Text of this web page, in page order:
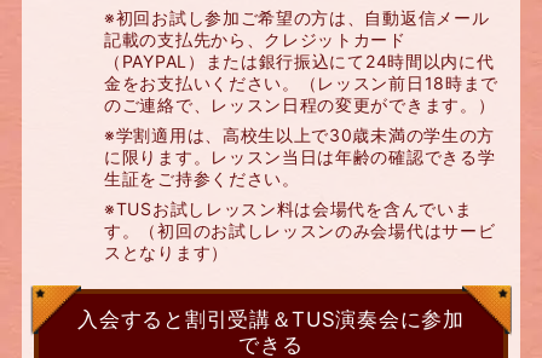
※初回お試し参加ご希望の方は、自動返信メール
記載の支払先から、クレジットカード
（PAYPAL）または銀行振込にて24時間以内に代
金をお支払いください。（レッスン前日18時まで
のご連絡で、レッスン日程の変更ができます。）
※学割適用は、高校生以上で30歳未満の学生の方
に限ります。レッスン当日は年齢の確認できる学
生証をご持参ください。
※TUSお試しレッスン料は会場代を含んでいま
す。（初回のお試しレッスンのみ会場代はサービ
スとなります）
入会すると割引受講＆TUS演奏会に参加
できる